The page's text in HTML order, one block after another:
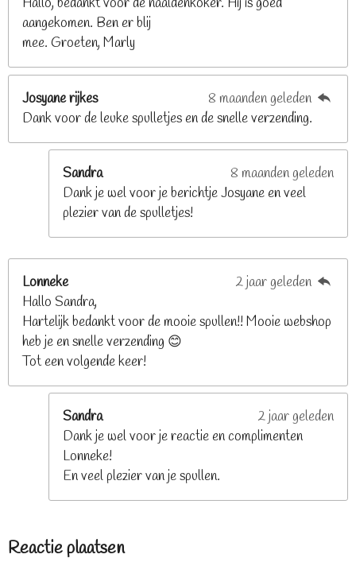
s
Hallo, bedankt voor de naaldenkoker. Hij is goed
aangekomen. Ben er blij
mee. Groeten, Marly
Josyane rijkes
8 maanden geleden
Dank voor de leuke spulletjes en de snelle verzending.
Sandra
8 maanden geleden
Dank je wel voor je berichtje Josyane en veel
plezier van de spulletjes!
Lonneke
2 jaar geleden
Hallo Sandra,
Hartelijk bedankt voor de mooie spullen!! Mooie webshop
heb je en snelle verzending 😊
Tot een volgende keer!
Sandra
2 jaar geleden
Dank je wel voor je reactie en complimenten
Lonneke!
En veel plezier van je spullen.
Reactie plaatsen